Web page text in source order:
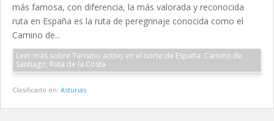
más famosa, con diferencia, la más valorada y reconocida
ruta en España es la ruta de peregrinaje conocida como el
Camino de...
Leer más sobre Turismo activo en el norte de España: Camino de
Santiago, Ruta de la Costa
Clasificado en: Asturias